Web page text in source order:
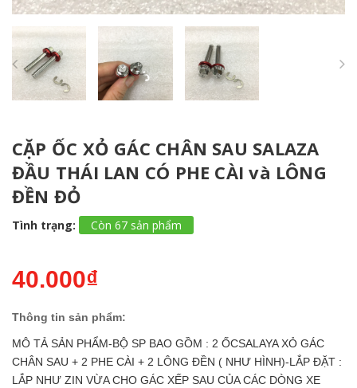
CẶP ỐC XỎ GÁC CHÂN SAU SALAZA
ĐẦU THÁI LAN CÓ PHE CÀI và LÔNG
ĐỀN ĐỎ
Tình trạng: Còn 67 sản phẩm
40.000₫
Thông tin sản phẩm:
MÔ TẢ SẢN PHẨM-BỘ SP BAO GỒM : 2 ỐCSALAYA XỎ GÁC
CHÂN SAU + 2 PHE CÀI + 2 LÔNG ĐỀN ( NHƯ HÌNH)-LẮP ĐẶT :
LẮP NHƯ ZIN VỪA CHO GÁC XẾP SAU CỦA CÁC DÒNG XE